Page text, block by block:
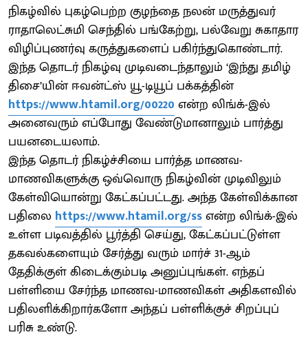
நிகழ்வில் புகழ்பெற்ற குழந்தை நலன் மருத்துவர்
ராதாலெட்சுமி செந்தில் பங்கேற்று, பல்வேறு சுகாதார
விழிப்புணர்வு கருத்துகளைப் பகிர்ந்துகொண்டார்.
இந்த தொடர் நிகழ்வு முடிவடைந்தாலும் ‘இந்து தமிழ்
திசை’யின் ஈவன்ட்ஸ் யூ-டியூப் பக்கத்தின்
https://www.htamil.org/00220 என்ற லிங்க்-இல்
அனைவரும் எப்போது வேண்டுமானாலும் பார்த்து
பயனடையலாம்.
இந்த தொடர் நிகழ்ச்சியை பார்த்த மாணவ-
மாணவிகளுக்கு ஒவ்வொரு நிகழ்வின் முடிவிலும்
கேள்வியொன்று கேட்கப்பட்டது. அந்த கேள்விக்கான
பதிலை https://www.htamil.org/ssஎன்ற லிங்க்-இல்
உள்ள படிவத்தில் பூர்த்தி செய்து, கேட்கப்பட்டுள்ள
தகவல்களையும் சேர்த்து வரும் மார்ச் 31-ஆம்
தேதிக்குள் கிடைக்கும்படி அனுப்புங்கள். எந்தப்
பள்ளியை சேர்ந்த மாணவ-மாணவிகள் அதிகளவில்
பதிலளிக்கிறார்களோ அந்தப் பள்ளிக்குச் சிறப்புப்
பரிசு உண்டு.